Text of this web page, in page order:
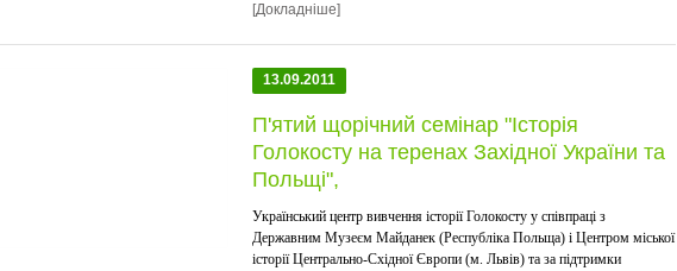
[Докладніше]
13.09.2011
П'ятий щорічний семінар "Історія
Голокосту на теренах Західної України та
Польщі",
Український центр вивчення історії Голокосту у співпраці з
Державним Музеєм Майданек (Республіка Польща) і Центром міської
історії Центрально-Східної Європи (м. Львів) та за підтримки